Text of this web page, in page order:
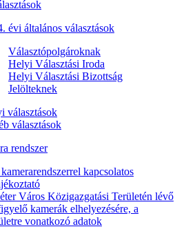
évi általános választások
Választópolgároknak
Helyi Választási Iroda
Helyi Választási Bizottság
Jelölteknek
választások
választások
rendszer
kapcsolatos
Város Közigazgatási Területén lévő
kamerák elhelyezésére, a
vonatkozó adatok